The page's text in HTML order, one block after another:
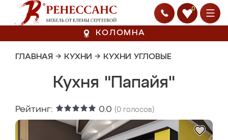
0
КОЛОМНА
ГЛАВНАЯ → КУХНИ → КУХНИ УГЛОВЫЕ
Кухня "Папайя"
Рейтинг: 0.0 (0 голосов)